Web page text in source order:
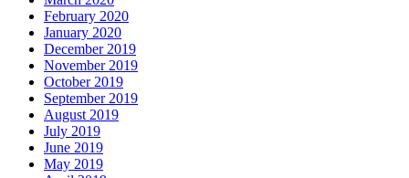
February 2020
January 2020
December 2019
November 2019
October 2019
September 2019
August 2019
July 2019
June 2019
May 2019